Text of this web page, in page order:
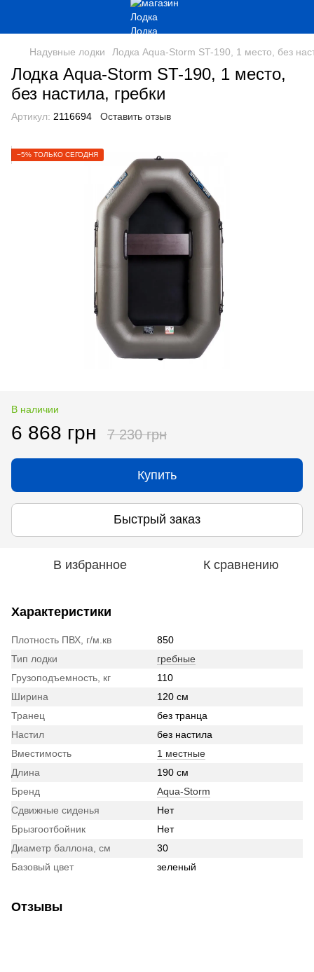
Надувные лодки Лодка Aqua-Storm ST-190, 1 место, без
Лодка Aqua-Storm ST-190, 1 место,
без настила, гребки
Артикул: 2116694 Оставить отзыв
−5% ТОЛЬКО СЕГОДНЯ
В наличии
6 868 грн 7 230 грн
Купить
Быстрый заказ
В избранное К сравнению
Характеристики
Плотность ПВХ, г/м.кв
850
Тип лодки
гребные
Грузоподъемность, кг
110
Ширина
120 см
Транец
без транца
Настил
без настила
Вместимость
1 местные
Длина
190 см
Бренд
Aqua-Storm
Сдвижные сиденья
Нет
Брызгоотбойник
Нет
Диаметр баллона, см
30
Базовый цвет
зеленый
Отзывы